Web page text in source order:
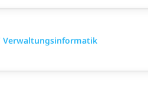
Verwaltungsinformatik